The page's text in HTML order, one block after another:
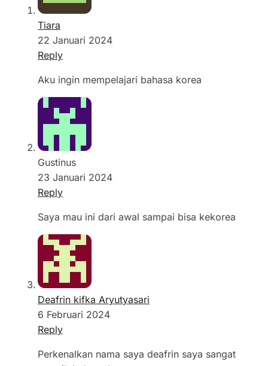
Tiara
22 Januari 2024
Reply
Aku ingin mempelajari bahasa korea
Gustinus
23 Januari 2024
Reply
Saya mau ini dari awal sampai bisa kekorea
Deafrin kifka Aryutyasari
6 Februari 2024
Reply
Perkenalkan nama saya deafrin saya sangat